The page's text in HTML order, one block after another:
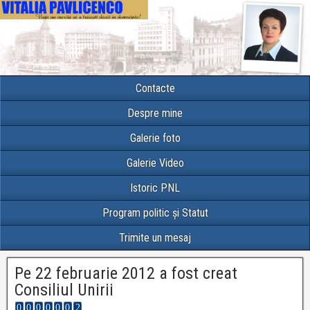
Contacte
Despre mine
Galerie foto
Galerie Video
Istoric PNL
Program politic și Statut
Trimite un mesaj
Pe 22 februarie 2012 a fost creat
Consiliul Unirii